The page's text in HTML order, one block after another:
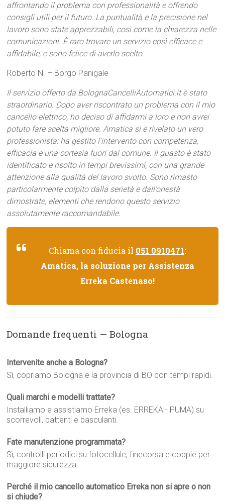
affrontando il problema con professionalità e offrendo
consigli utili per il futuro. La puntualità e la precisione nel
lavoro sono state apprezzabili, così come la chiarezza nelle
comunicazioni. È raro trovare un servizio così efficace e
affidabile, e sono felice di averlo scelto.
Roberto N. – Borgo Panigale
Il servizio offerto da BolognaCancelliAutomatici.it è stato
straordinario. Dopo aver riscontrato un problema con il mio
cancello elettrico, ho deciso di affidarmi a loro e non avrei
potuto fare scelta migliore. Amatica si è rivelato un vero
professionista: ha gestito l’intervento con competenza,
efficacia e una cortesia fuori dal comune. Il guasto è stato
identificato e risolto in tempi brevissimi, con una grande
attenzione alla qualità del lavoro svolto. Sono rimasto
particolarmente colpito dalla serietà e dall’onestà
dimostrate, elementi che rendono questo servizio
assolutamente raccomandabile.
Chiama con fiducia il 051 0910471:
Amatica, la soluzione per Assistenza
Erreka Castenaso!
Domande frequenti — Bologna
Intervenite anche a Bologna?
Sì, copriamo Bologna e la provincia di BO con tempi rapidi.
Quali marchi e modelli trattate?
Installiamo e assistiamo Erreka (es. ERREKA - PUMA) su
scorrevoli, battenti e basculanti.
Fate manutenzione programmata?
Sì, controlli periodici su fotocellule, finecorsa e coppie per
maggiore sicurezza.
Perché il mio cancello automatico Erreka non si apre o non
si chiude?